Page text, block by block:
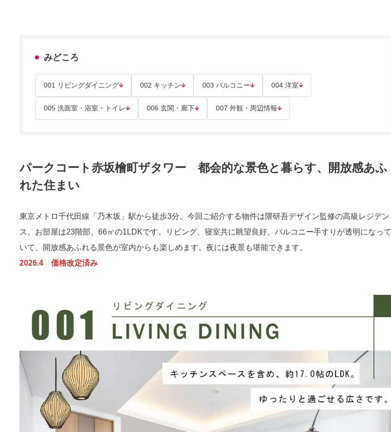
みどころ
001 リビングダイニング 002 キッチン 003 バルコニー 004 洋室
005 洗面室・浴室・トイレ 006 玄関・廊下 007 外観・周辺情報
パークコート赤坂檜町ザタワー 都会的な景色と暮らす、開放感あふ
れた住まい
東京メトロ千代田線「乃木坂」駅から徒歩3分。今回ご紹介する物件は隈研吾デザイン監修の高級レジデン
ス。お部屋は23階部、66㎡の1LDKです。リビング、寝室共に眺望良好。バルコニー手すりが透明になって
いて、開放感あふれる景色が室内からも楽しめます。夜には夜景も堪能できます。
2026.4 価格改定済み